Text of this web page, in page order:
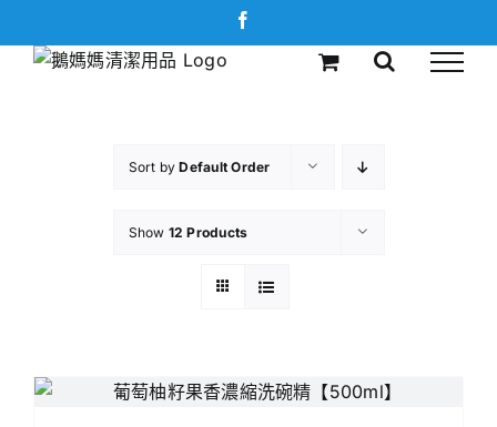
to
content
Sort byDefault Order
Show 12 Products